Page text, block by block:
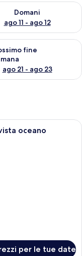
10 - ago 11
Domani
ago 11 - ago 12
disponibilità per
ago 14 -
fine
ago 21 - ago 23
la disponibilità per il
con lenzuola
oceano
per le tue date